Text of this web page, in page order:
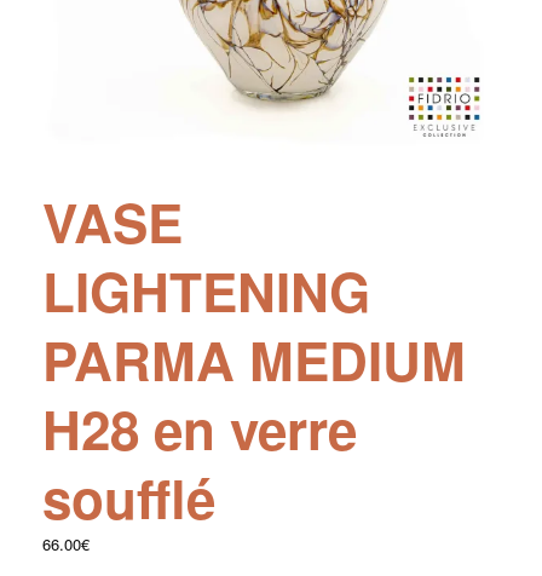
VASE
LIGHTENING
PARMA MEDIUM
H28 en verre
soufflé
66.00€